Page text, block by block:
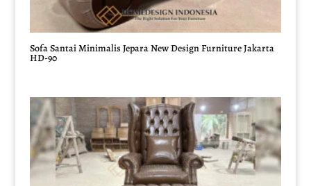
Sofa Santai Minimalis Jepara New Design Furniture Jakarta
HD-90